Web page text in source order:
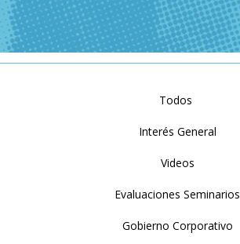
Todos
Interés General
Videos
Evaluaciones Seminarios
Gobierno Corporativo